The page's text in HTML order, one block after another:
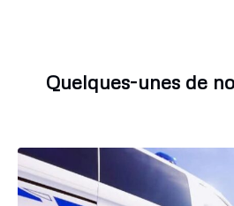
Quelques-unes de